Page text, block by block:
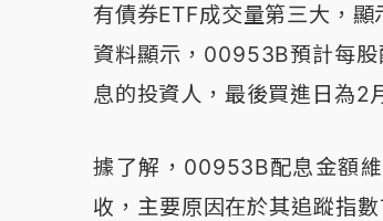
有債券ETF成交量第三大，
資料顯示，00953B預計每
息的投資人，最後買進日為2
據了解，00953B配息金額
收，主要原因在於其追蹤指